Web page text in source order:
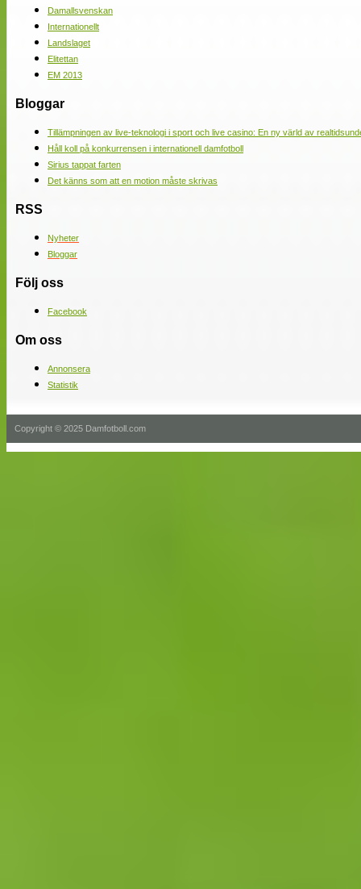
Damallsvenskan
Internationellt
Landslaget
Elitettan
EM 2013
Bloggar
Tillämpningen av live-teknologi i sport och live casino: En ny värld av
Håll koll på konkurrensen i internationell damfotboll
Sirius tappat farten
Det känns som att en motion måste skrivas
RSS
Nyheter
Bloggar
Följ oss
Facebook
Om oss
Annonsera
Statistik
Copyright © 2025 Damfotboll.com